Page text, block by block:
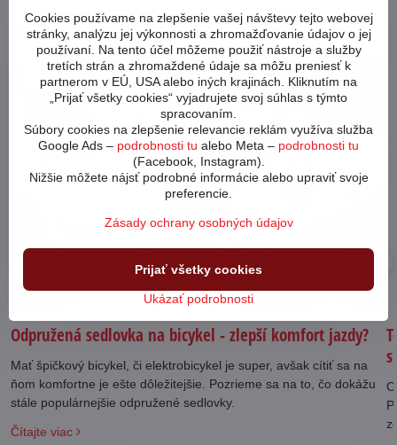
Novinky z blogu
64577
11/24
Odpružená sedlovka na bicykel - zlepší komfort jazdy?
Mať špičkový bicykel, či elektrobicykel je super, avšak cítiť sa na
ňom komfortne je ešte dôležitejšie. Pozrieme sa na to, čo dokážu
stále populárnejšie odpružené sedlovky.
Čítajte viac
Cookies používame na zlepšenie vašej návštevy tejto webovej
stránky, analýzu jej výkonnosti a zhromažďovanie údajov o jej
používaní. Na tento účel môžeme použiť nástroje a služby
tretích strán a zhromaždené údaje sa môžu preniesť k
partnerom v EÚ, USA alebo iných krajinách. Kliknutím na
„Prijať všetky cookies“ vyjadrujete svoj súhlas s týmto
spracovaním.
Súbory cookies na zlepšenie relevancie reklám využíva služba
Google Ads – podrobnosti tu alebo Meta – podrobnosti tu
(Facebook, Instagram).
Nižšie môžete nájsť podrobné informácie alebo upraviť svoje
preferencie.
Zásady ochrany osobných údajov
Ukázať podrobnosti
Prijať všetky cookies